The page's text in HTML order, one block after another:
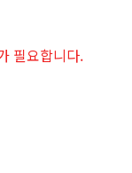
필요합니다.